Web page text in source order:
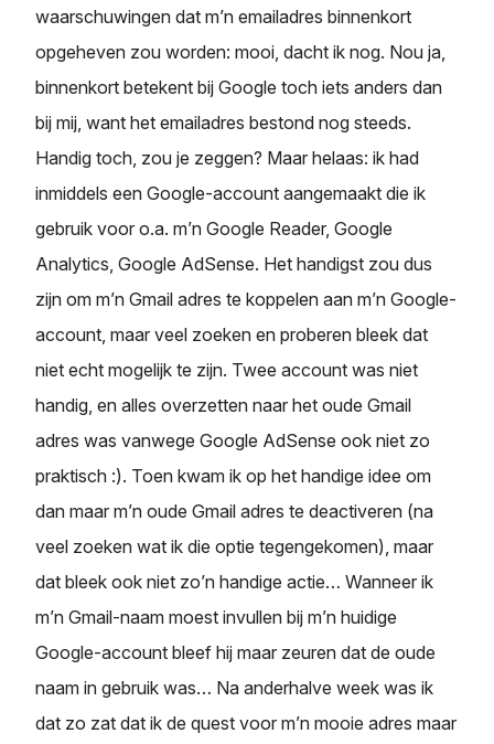
waarschuwingen dat m’n emailadres binnenkort
opgeheven zou worden: mooi, dacht ik nog. Nou ja,
binnenkort betekent bij Google toch iets anders dan
bij mij, want het emailadres bestond nog steeds.
Handig toch, zou je zeggen? Maar helaas: ik had
inmiddels een Google-account aangemaakt die ik
gebruik voor o.a. m’n Google Reader, Google
Analytics, Google AdSense. Het handigst zou dus
zijn om m’n Gmail adres te koppelen aan m’n Google-
account, maar veel zoeken en proberen bleek dat
niet echt mogelijk te zijn. Twee account was niet
handig, en alles overzetten naar het oude Gmail
adres was vanwege Google AdSense ook niet zo
praktisch :). Toen kwam ik op het handige idee om
dan maar m’n oude Gmail adres te deactiveren (na
veel zoeken wat ik die optie tegengekomen), maar
dat bleek ook niet zo’n handige actie… Wanneer ik
m’n Gmail-naam moest invullen bij m’n huidige
Google-account bleef hij maar zeuren dat de oude
naam in gebruik was… Na anderhalve week was ik
dat zo zat dat ik de quest voor m’n mooie adres maar